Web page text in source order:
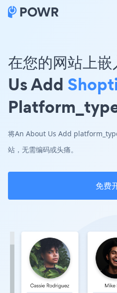
在您的网站上
Us Add
Platform_type
将An About Us Add
站，无需编码或头痛。
免费